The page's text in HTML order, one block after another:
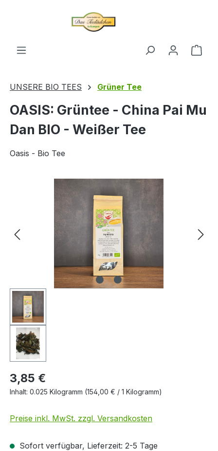
UNSERE BIO TEES Grüner Tee
OASIS: Grüntee - China Pai Mu
Dan BIO - Weißer Tee
Oasis - Bio Tee
Bildergalerie überspringen
3,85 €
Inhalt: 0.025 Kilogramm (154,00 € / 1 Kilogramm)
Preise inkl. MwSt. zzgl. Versandkosten
Sofort verfügbar, Lieferzeit: 2-5 Tage